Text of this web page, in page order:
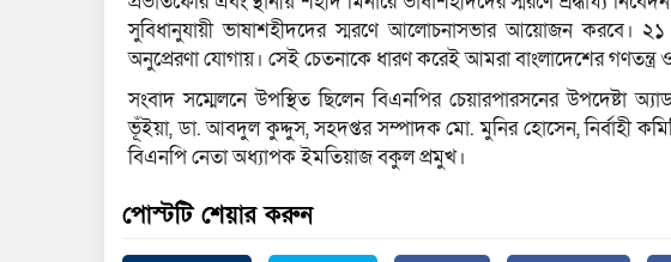
সুবিধানুযায়ী ভাষাশহীদদের স্মরণে আলোচনাসভার আয়োজন করবে।
অনুপ্রেরণা যোগায়। সেই চেতনাকে ধারণ করেই আমরা বাংলাদেশের
সংবাদ সম্মেলনে উপস্থিত ছিলেন বিএনপির চেয়ারপারসনের
ভূঁইয়া, ডা. আবদুল কুদ্দুস, সহদপ্তর সম্পাদক মো. মুনির হোসেন, নির্বাহী
বিএনপি নেতা অধ্যাপক ইমতিয়াজ বকুল প্রমুখ।
পোস্টটি শেয়ার করুন